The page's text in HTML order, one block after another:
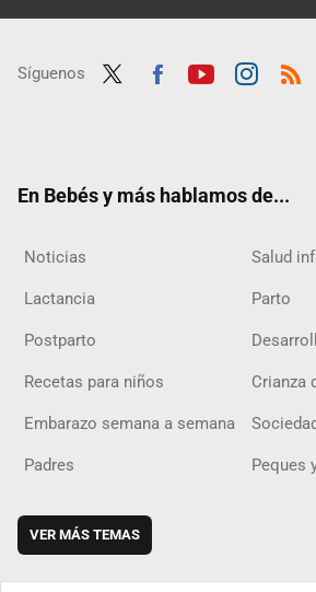
Síguenos
En Bebés y más hablamos de...
Noticias Salud
Lactancia Parto
Postparto
Recetas para niños Crianza
Embarazo semana a semana Sociedad
Padres Peques
VER MÁS TEMAS